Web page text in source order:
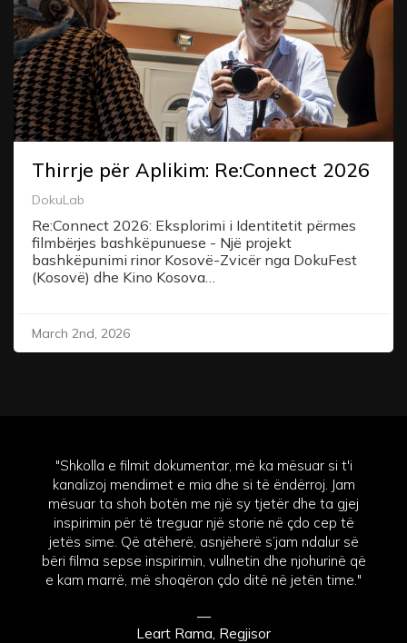
Thirrje për Aplikim: Re:Connect 2026
DokuLab
Re:Connect 2026: Eksplorimi i Identitetit përmes
filmbërjes bashkëpunuese - Një projekt
bashkëpunimi rinor Kosovë-Zvicër nga DokuFest
(Kosovë) dhe Kino Kosova…
March 2nd, 2026
"Shkolla e filmit dokumentar, më ka mësuar si t'i
kanalizoj mendimet e mia dhe si të ëndërroj. Jam
mësuar ta shoh botën me një sy tjetër dhe ta gjej
inspirimin për të treguar një storie në çdo cep të
jetës sime. Që atëherë, asnjëherë s’jam ndalur së
bëri filma sepse inspirimin, vullnetin dhe njohurinë që
e kam marrë, më shoqëron çdo ditë në jetën time."
—
Leart Rama, Regjisor